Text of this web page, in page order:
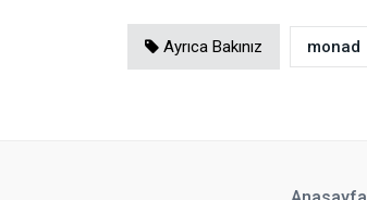
Ayrıca Bakınız monad